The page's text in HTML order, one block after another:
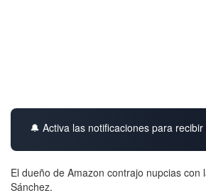
🔔 Activa las notificaciones para
El dueño de Amazon contrajo nupcias con
Sánchez.